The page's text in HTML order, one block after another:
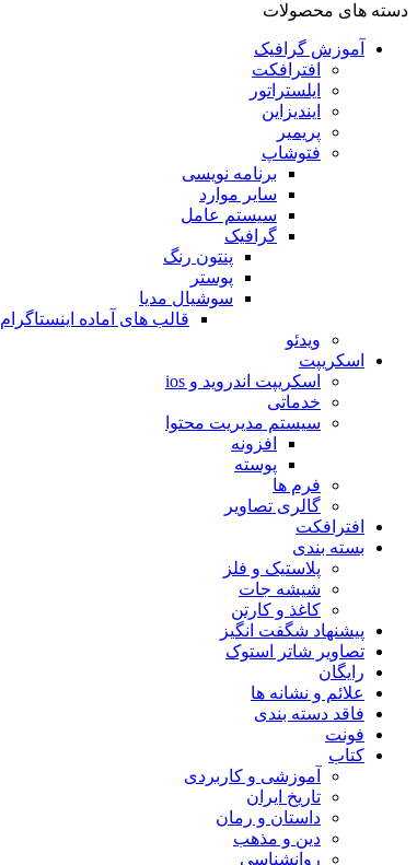
دسته های محصولات
آموزش گرافیک
افترافکت
ایلستراتور
ایندیزاین
پریمیر
فتوشاپ
برنامه نویسی
سایر موارد
سیستم عامل
گرافیک
پنتون رنگ
پوستر
سوشیال مدیا
قالب های آماده اینستاگرام
ویدئو
اسکریپت
اسکریپت اندروید و ios
خدماتی
سیستم مدیریت محتوا
افزونه
پوسته
فرم ها
گالری تصاویر
افترافکت
بسته بندی
پلاستیک و فلز
شیشه جات
کاغذ و کارتن
پیشنهاد شگفت انگیز
تصاویر شاتر استوک
رایگان
علائم و نشانه ها
فاقد دسته بندی
فونت
کتاب
آموزشی و کاربردی
تاریخ ایران
داستان و رمان
دین و مذهب
روانشناسی